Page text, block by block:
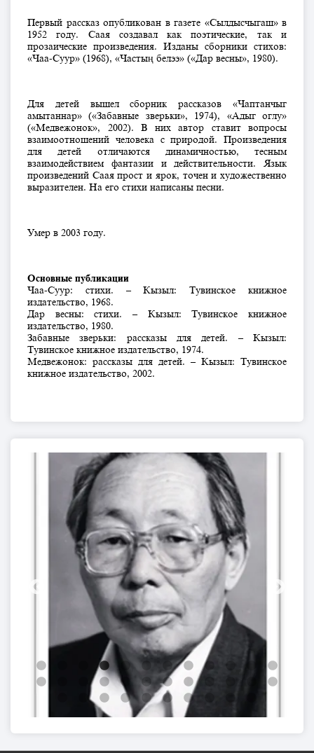
Первый рассказ опубликован в газете «Сылдысчыгаш» в
1952 году. Саая создавал как поэтические, так и
прозаические произведения. Изданы сборники стихов:
«Чаа-Суур» (1968), «Частың белээ» («Дар весны», 1980).
Для детей вышел сборник рассказов «Чаптанчыг
амытаннар» («Забавные зверьки», 1974), «Адыг оглу»
(«Медвежонок», 2002). В них автор ставит вопросы
взаимоотношений человека с природой. Произведения
для детей отличаются динамичностью, тесным
взаимодействием фантазии и действительности. Язык
произведений Саая прост и ярок, точен и художественно
выразителен. На его стихи написаны песни.
Умер в 2003 году.
Основные публикации
Чаа-Суур: стихи. – Кызыл: Тувинское книжное
издательство, 1968.
Дар весны: стихи. – Кызыл: Тувинское книжное
издательство, 1980.
Забавные зверьки: рассказы для детей. – Кызыл:
Тувинское книжное издательство, 1974.
Медвежонок: рассказы для детей. – Кызыл: Тувинское
книжное издательство, 2002.